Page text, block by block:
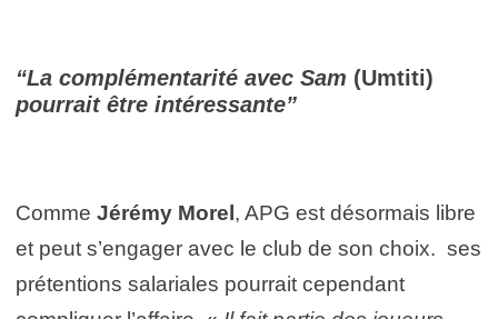
“La complémentarité avec Sam (Umtiti)
pourrait être intéressante”
Comme Jérémy Morel , APG est désormais libre
et peut s’engager avec le club de son choix. ses
prétentions salariales pourrait cependant